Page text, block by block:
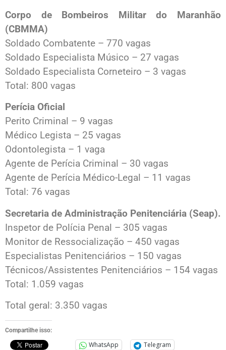
Corpo de Bombeiros Militar do Maranhão
(CBMMA)
Soldado Combatente – 770 vagas
Soldado Especialista Músico – 27 vagas
Soldado Especialista Corneteiro – 3 vagas
Total: 800 vagas
Perícia Oficial
Perito Criminal – 9 vagas
Médico Legista – 25 vagas
Odontolegista – 1 vaga
Agente de Perícia Criminal – 30 vagas
Agente de Perícia Médico-Legal – 11 vagas
Total: 76 vagas
Secretaria de Administração Penitenciária (Seap).
Inspetor de Polícia Penal – 305 vagas
Monitor de Ressocialização – 450 vagas
Especialistas Penitenciários – 150 vagas
Técnicos/Assistentes Penitenciários – 154 vagas
Total: 1.059 vagas
Total geral: 3.350 vagas
Compartilhe isso:
WhatsApp Telegram